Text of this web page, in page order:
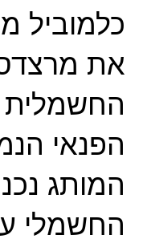
כלמוביל
הפנאי
המותג
החשמלי